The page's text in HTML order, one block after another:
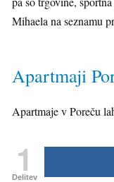
Mihaela na seznamu
Apartmaji
Apartmaje v Poreču
1
Delitev